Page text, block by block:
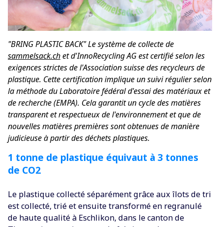
"BRING PLASTIC BACK" Le système de collecte de
sammelsack.chet d'InnoRecycling AG est certifié selon les
exigences strictes de l'Association suisse des recycleurs de
plastique. Cette certification implique un suivi régulier selon
la méthode du Laboratoire fédéral d'essai des matériaux et
de recherche (EMPA). Cela garantit un cycle des matières
transparent et respectueux de l'environnement et que de
nouvelles matières premières sont obtenues de manière
judicieuse à partir des déchets plastiques.
1 tonne de plastique équivaut à 3 tonnes
de CO2
Le plastique collecté séparément grâce aux îlots de tri
est collecté, trié et ensuite transformé en regranulé
de haute qualité à Eschlikon, dans le canton de